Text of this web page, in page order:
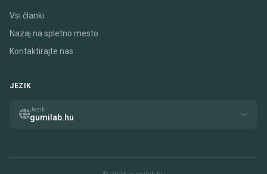
Vsi članki
Nazaj na spletno mesto
Kontaktirajte nas
JEZIK
Jezik
gumilab.hu